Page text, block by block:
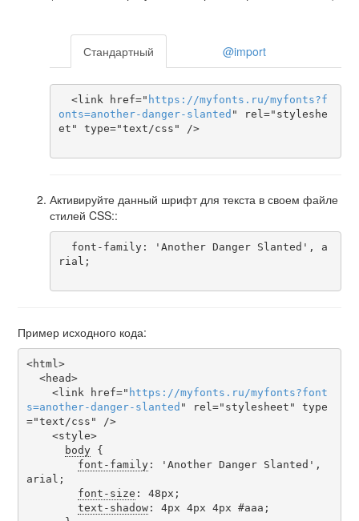
Стандартный @import
  <link href="
https ://myfonts . ru /myfonts?f
onts=another-danger-slanted " rel="styleshe
et" type="text/css" />
Активируйте данный шрифт для текста в своем файле
стилей CSS::
rial;
Пример исходного кода:
<html>
    <link href="
https ://myfonts . ru /myfonts?font
s=another-danger-slanted " rel="stylesheet" type
="text/css" />
body {
font-family: 'Another Danger Slanted',
arial;
font-size : 48px;
text-shadow: 4px 4px 4px #aaa;